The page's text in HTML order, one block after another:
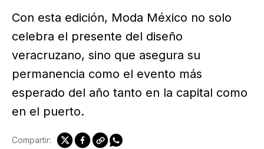
Con esta edición, Moda México no solo
celebra el presente del diseño
veracruzano, sino que asegura su
permanencia como el evento más
esperado del año tanto en la capital como
en el puerto.
Compartir: